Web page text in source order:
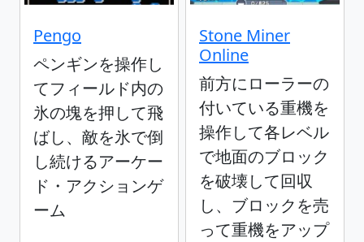
Pengo
ペンギンを操作し
てフィールド内の
氷の塊を押して飛
ばし、敵を氷で倒
し続けるアーケー
ド・アクションゲ
ーム
Stone Miner
Online
前方にローラーの
付いている重機を
操作して各レベル
で地面のブロック
を破壊して回収
し、ブロックを売
って重機をアップ